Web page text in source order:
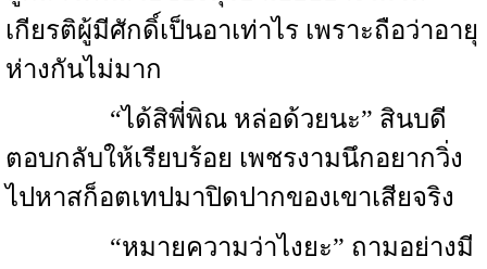
เกียรติผู้มีศักดิ์เป็นอาเท่าไร เพราะถือว่าอายุ
ห่างกันไม่มาก
“ได้สิพี่พิณ หล่อด้วยนะ” สินบดี
ตอบกลับให้เรียบร้อย เพชรงามนึกอยากวิ่ง
ไปหาสก็อตเทปมาปิดปากของเขาเสียจริง
“หมายความว่าไงยะ” ถามอย่างมี